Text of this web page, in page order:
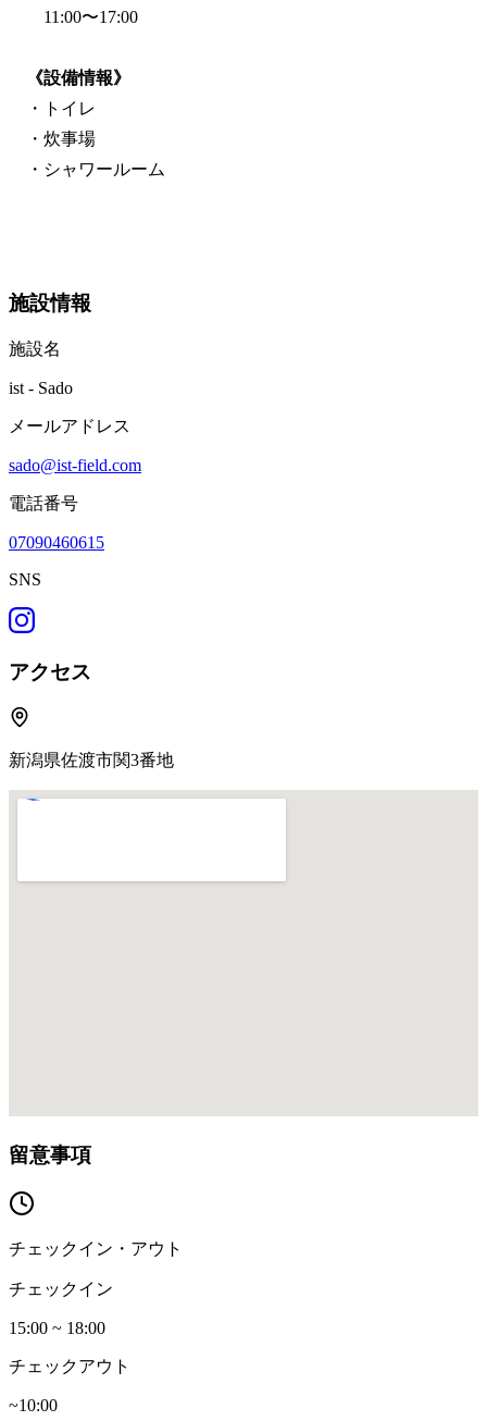
11:00〜17:00
《設備情報》
・トイレ
・炊事場
・シャワールーム
施設情報
施設名
ist - Sado
メールアドレス
sado@ist-field.com
電話番号
07090460615
SNS
アクセス
新潟県佐渡市関3番地
留意事項
チェックイン・アウト
チェックイン
15:00 ~ 18:00
チェックアウト
~10:00